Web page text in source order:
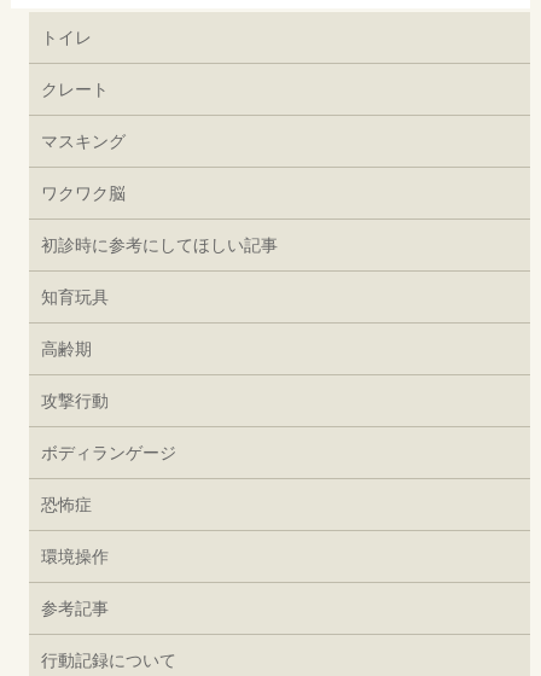
トイレ
クレート
マスキング
ワクワク脳
初診時に参考にしてほしい記事
知育玩具
高齢期
攻撃行動
ボディランゲージ
恐怖症
環境操作
参考記事
行動記録について